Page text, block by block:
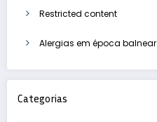
Restricted content
Alergias em época balnear
Categorias